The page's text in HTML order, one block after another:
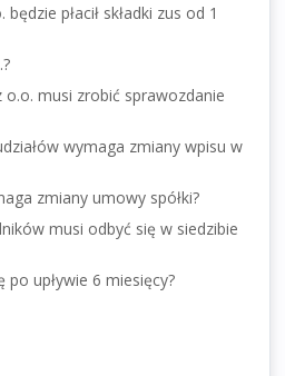
płacił składki zus od 1
o.o. musi zrobić sprawozdanie
wymaga zmiany wpisu w
zmiany umowy spółki?
musi odbyć się w siedzibie
po upływie 6 miesięcy?